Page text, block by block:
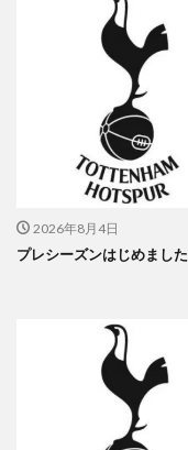
2026年8月4日
プレシーズンはじめました